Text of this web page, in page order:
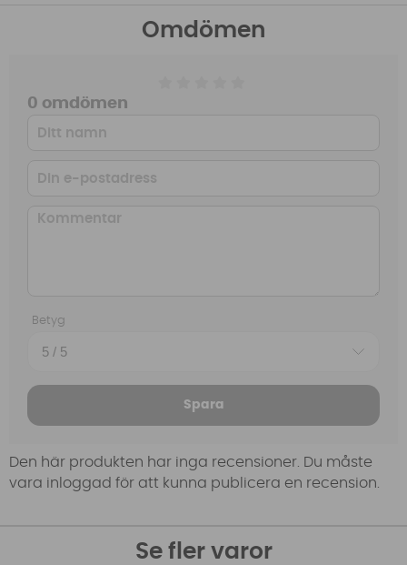
Omdömen
0 omdömen
Betyg
Spara
Den här produkten har inga recensioner. Du måste
vara inloggad för att kunna publicera en recension.
Se fler varor